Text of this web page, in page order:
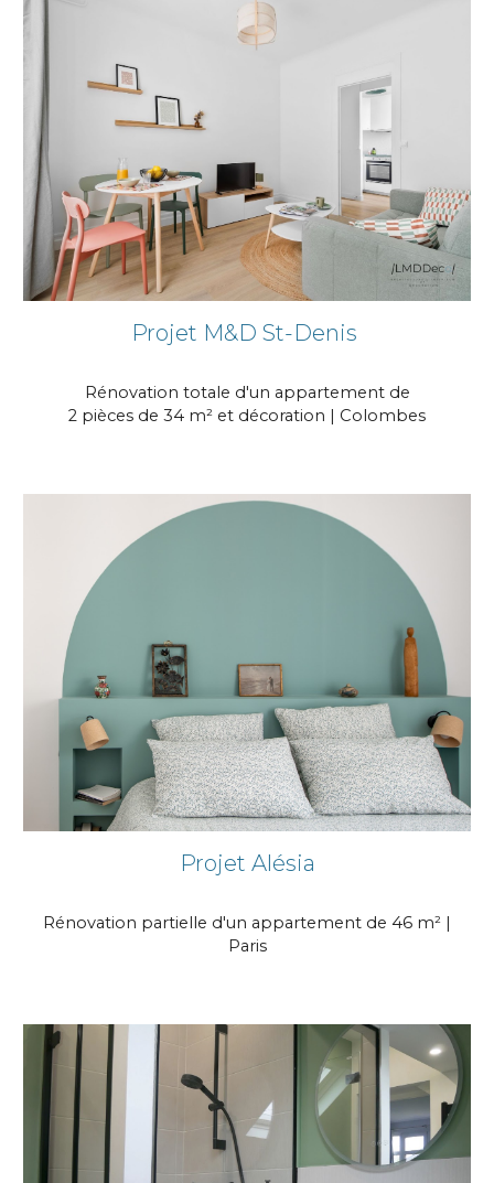
Projet M&D St-Denis
Rénovation totale d'un appartement de
2 pièces de 34 m² et décoration | Colombes
Projet Alésia
Rénovation partielle d'un appartement de 46 m² |
Paris